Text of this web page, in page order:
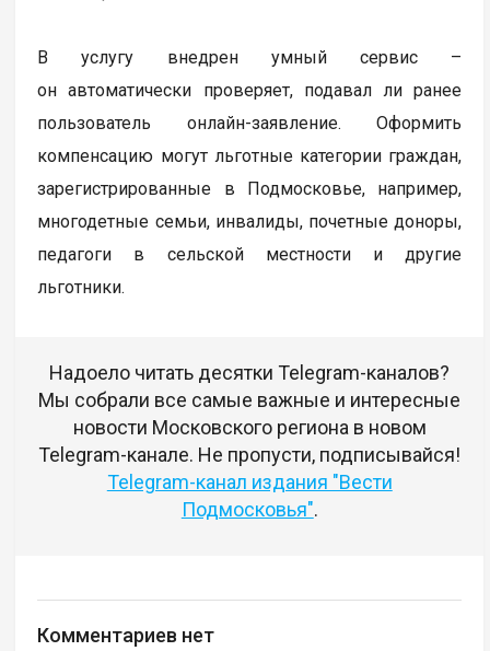
В услугу внедрен умный сервис –
он автоматически проверяет, подавал ли ранее
пользователь онлайн-заявление. Оформить
компенсацию могут льготные категории граждан,
зарегистрированные в Подмосковье, например,
многодетные семьи, инвалиды, почетные доноры,
педагоги в сельской местности и другие
льготники.
Надоело читать десятки Telegram-каналов?
Мы собрали все самые важные и интересные
новости Московского региона в новом
Telegram-канале. Не пропусти, подписывайся!
Telegram-канал издания "Вести
Подмосковья".
Комментариев нет